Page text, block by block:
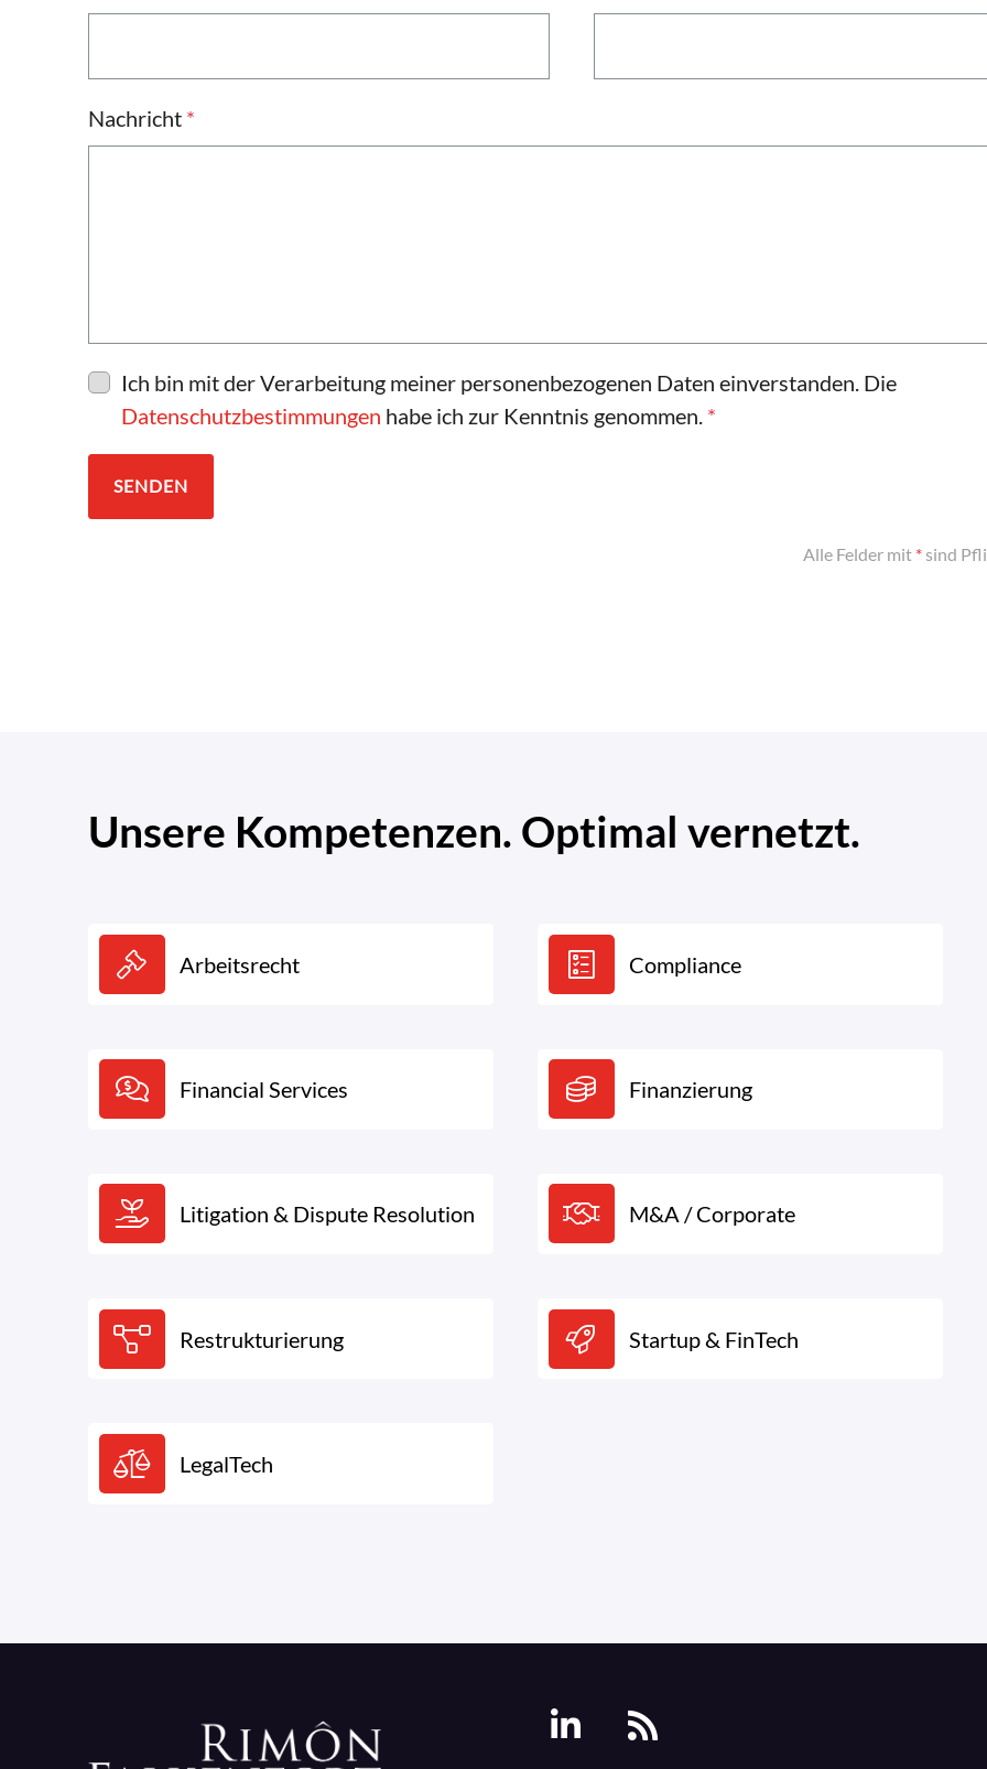
Nachricht *
Ich bin mit der Verarbeitung meiner personenbezogenen Daten einverstanden. Die
Datenschutzbestimmungen habe ich zur Kenntnis genommen. *
SENDEN
Alle Felder mit * sind
Unsere Kompetenzen. Optimal vernetzt.
Arbeitsrecht Compliance
Financial Services Finanzierung
Litigation & Dispute Resolution M&A / Corporate
Restrukturierung Startup & FinTech
LegalTech